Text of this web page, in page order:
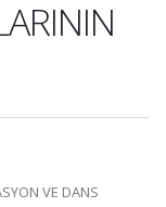
VE DANS